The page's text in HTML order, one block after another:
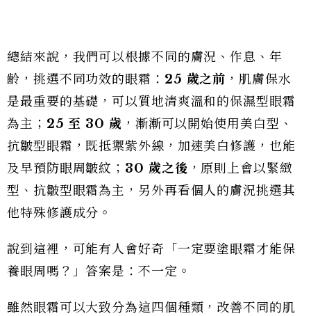
總結來說，我們可以根據不同的膚況、作息、年
齡，挑選不同功效的眼霜： 25 歲之前 ，肌膚保水
是最重要的基礎，可以質地清爽溫和的保濕型眼霜
為主； 25 至 30 歲 ，漸漸可以開始使用美白型、
抗皺型眼霜，既抵禦紫外線，加速美白修護，也能
及早預防眼周皺紋； 30 歲之後 ，原則上會以緊緻
型、抗皺型眼霜為主，另外再看個人的膚況挑選其
他特殊修護成分。
說到這裡，可能有人會好奇「一定要塗眼霜才能保
養眼周嗎？」答案是：不一定。
雖然眼霜可以大致分為這四個種類，改善不同的肌